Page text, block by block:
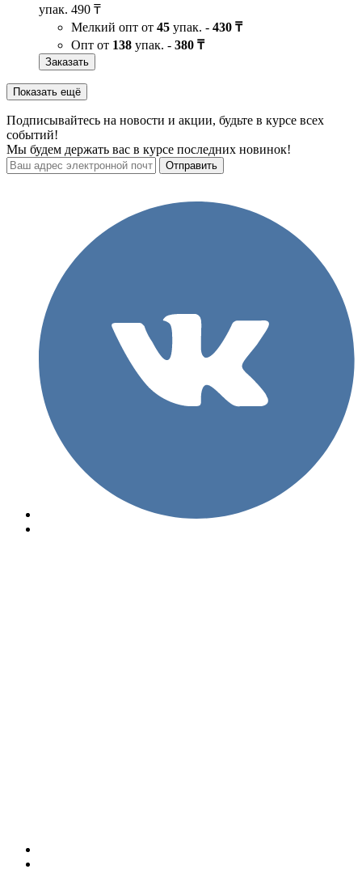
упак. 490 ₸
Мелкий опт от 45 упак. - 430 ₸
Опт от 138 упак. - 380 ₸
Заказать
Показать ещё
Подписывайтесь на новости и акции, будьте в курсе всех
событий!
Мы будем держать вас в курсе последних новинок!